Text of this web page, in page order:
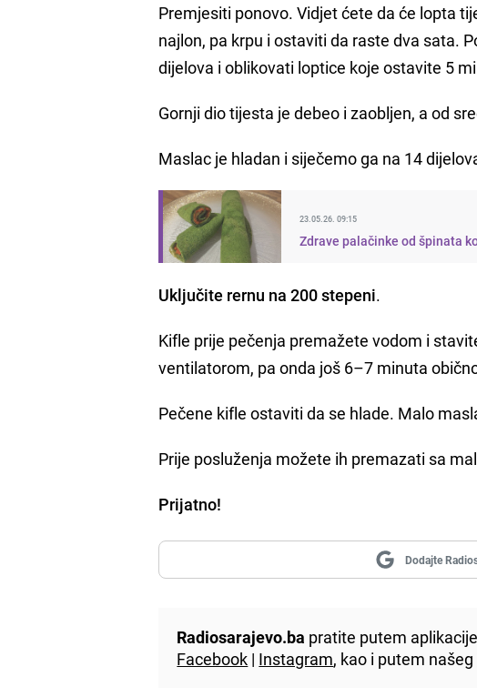
Premjesiti ponovo. Vidjet ćete da će lopta
najlon, pa krpu i ostaviti da raste dva sata.
dijelova i oblikovati loptice koje ostavite 5
Gornji dio tijesta je debeo i zaobljen, a od
Maslac je hladan i siječemo ga na 14
23.05.26. 09:15
Zdrave palačinke od špinata
Uključite rernu na 200 stepeni.
Kifle prije pečenja premažete vodom i
ventilatorom, pa onda još 6–7 minuta
Pečene kifle ostaviti da se hlade. Malo
Prije posluženja možete ih premazati sa
Prijatno!
Dodajte
Radiosarajevo.ba pratite putem
Facebook | Instagram, kao i putem našeg